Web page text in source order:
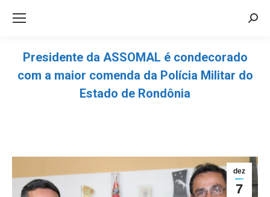
Presidente da ASSOMAL é condecorado
com a maior comenda da Polícia Militar do
Estado de Rondônia
dez
7